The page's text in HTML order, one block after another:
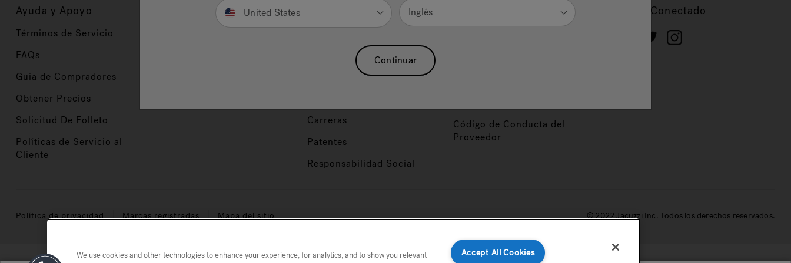
Ayuda y Apoyo
Términos de Servicio
FAQs
Guia de Compradores
Obtener Precios
Solicitud De Folleto
Políticas de Servicio al
Cliente
Propietarios Nuestra Marca
Hidroterapia
Asociaciones
Carreras
Patentes
Responsabilidad Social
Código de Conducta del
Proveedor
Mantente Conectado
Política de privacidad Marcas registradas Mapa del sitio © 2022 Jacuzzi Inc. Todos los derechos reservados.
United States Inglés
Continuar
We use cookies and other technologies to enhance your experience, for analytics, and to show you relevant
Accept All Cookies